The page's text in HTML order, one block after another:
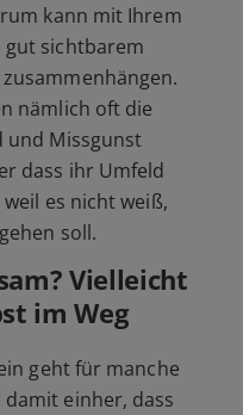
kann mit Ihrem
gut sichtbarem
nämlich oft die
und Missgunst
dass ihr Umfeld
es nicht weiß,
soll.
Vielleicht
im Weg
geht für manche
einher, dass